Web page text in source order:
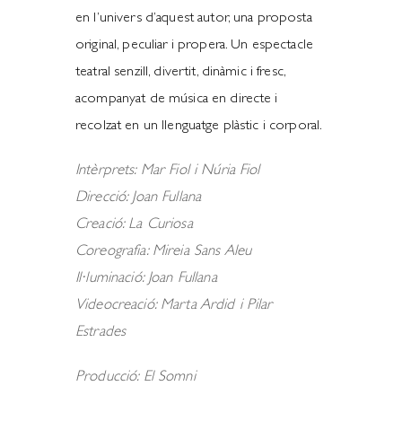
en l’univers d’aquest autor, una proposta
original, peculiar i propera. Un espectacle
teatral senzill, divertit, dinàmic i fresc,
acompanyat de música en directe i
recolzat en un llenguatge plàstic i corporal.
Intèrprets: Mar Fiol i Núria Fiol
Direcció: Joan Fullana
Creació: La Curiosa
Coreografia: Mireia Sans Aleu
Il·luminació: Joan Fullana
Videocreació: Marta Ardid i Pilar
Estrades
Producció: El Somni